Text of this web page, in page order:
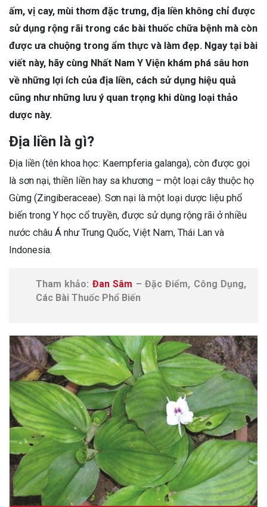
ấm, vị cay, mùi thơm đặc trưng, địa liền không chỉ được
sử dụng rộng rãi trong các bài thuốc chữa bệnh mà còn
được ưa chuộng trong ẩm thực và làm đẹp. Ngay tại bài
viết này, hãy cùng Nhất Nam Y Viện khám phá sâu hơn
về những lợi ích của địa liền, cách sử dụng hiệu quả
cũng như những lưu ý quan trọng khi dùng loại thảo
dược này.
Địa liền là gì?
Địa liền (tên khoa học: Kaempferia galanga), còn được gọi
là sơn nại, thiền liền hay sa khương – một loại cây thuộc họ
Gừng (Zingiberaceae). Sơn nại là một loại dược liệu phổ
biến trong Y học cổ truyền, được sử dụng rộng rãi ở nhiều
nước châu Á như Trung Quốc, Việt Nam, Thái Lan và
Indonesia.
Tham khảo: Đan Sâm – Đặc Điểm, Công Dụng,
Các Bài Thuốc Phổ Biến